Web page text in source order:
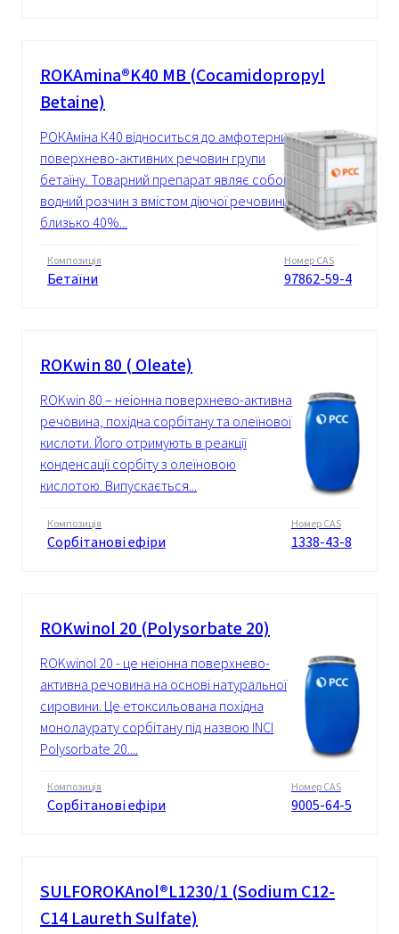
ROKAmina®K40 MB (Cocamidopropyl
Betaine)
РОКАміна К40 відноситься до амфотерних
поверхнево-активних речовин групи
бетаїну. Товарний препарат являє собою
водний розчин з вмістом діючої речовини
близько 40%...
Композиція
Бетаїни
Номер CAS
97862-59-4
ROKwin 80 ( Oleate)
ROKwin 80 – неіонна поверхнево-активна
речовина, похідна сорбітану та олеїнової
кислоти. Його отримують в реакції
конденсації сорбіту з олеїновою
кислотою. Випускається...
Композиція
Сорбітанові ефіри
Номер CAS
1338-43-8
ROKwinol 20 (Polysorbate 20)
ROKwinol 20 - це неіонна поверхнево-
активна речовина на основі натуральної
сировини. Це етоксильована похідна
монолаурату сорбітану під назвою INCI
Polysorbate 20....
Композиція
Сорбітанові ефіри
Номер CAS
9005-64-5
SULFOROKAnol®L1230/1 (Sodium C12-
C14 Laureth Sulfate)